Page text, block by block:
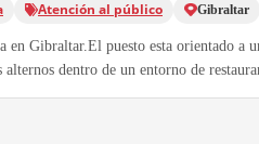
Atención al público Gibraltar
en Gibraltar.El puesto esta orientado a
dentro de un entorno de